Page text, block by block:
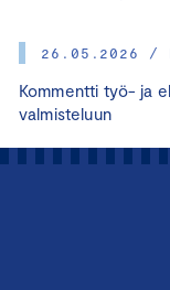
26.05.2026 /
Kommentti työ- ja
valmisteluun